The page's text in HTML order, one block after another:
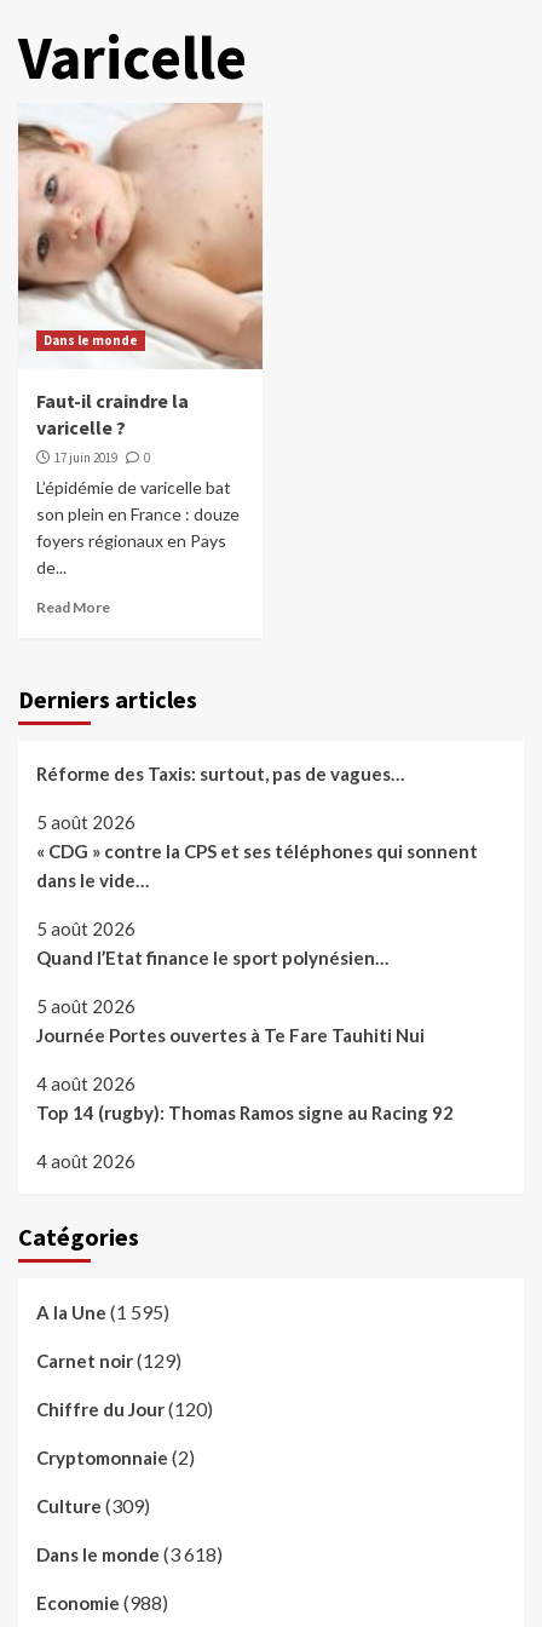
Varicelle
Dans le monde
Faut-il craindre la
varicelle ?
17 juin 2019 0
L’épidémie de varicelle bat
son plein en France : douze
foyers régionaux en Pays
de...
Read More
Derniers articles
Réforme des Taxis: surtout, pas de vagues…
5 août 2026
« CDG » contre la CPS et ses téléphones qui sonnent
dans le vide…
5 août 2026
Quand l’Etat finance le sport polynésien…
5 août 2026
Journée Portes ouvertes à Te Fare Tauhiti Nui
4 août 2026
Top 14 (rugby): Thomas Ramos signe au Racing 92
4 août 2026
Catégories
A la Une (1 595)
Carnet noir(129)
Chiffre du Jour(120)
Cryptomonnaie (2)
Culture (309)
Dans le monde (3 618)
Economie (988)